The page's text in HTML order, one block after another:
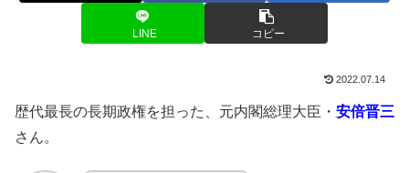
LINE コピー
2022.07.14
歴代最長の長期政権を担った、元内閣総理大臣・ 安倍晋三
さん。